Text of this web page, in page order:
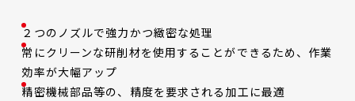
２つのノズルで強力かつ緻密な処理
常にクリーンな研削材を使用することができるため、作業
効率が大幅アップ
精密機械部品等の、精度を要求される加工に最適